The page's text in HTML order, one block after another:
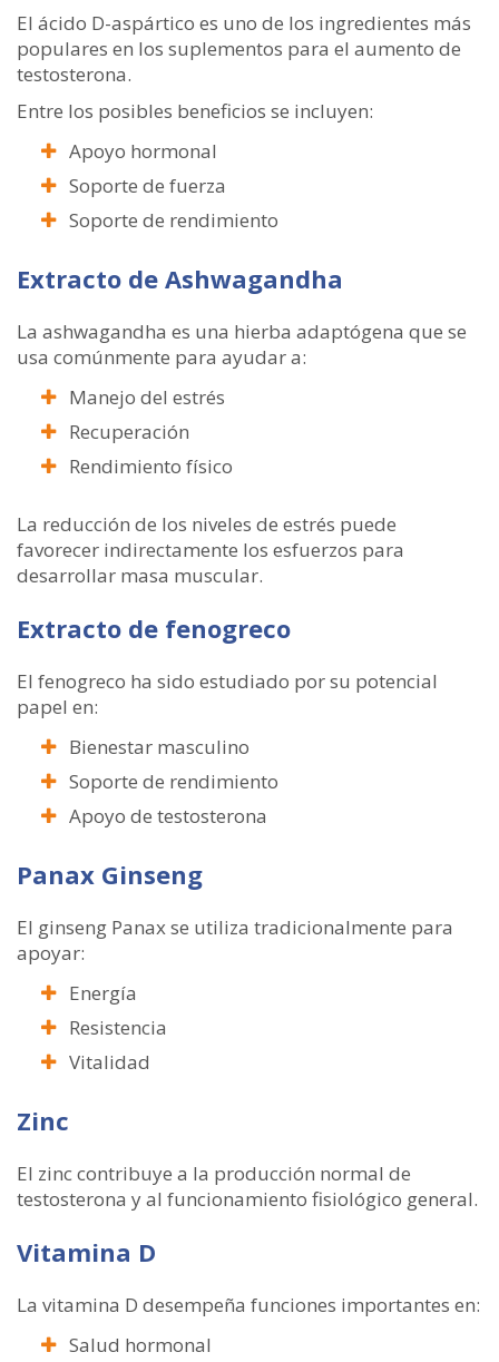
El ácido D-aspártico es uno de los ingredientes más
populares en los suplementos para el aumento de
testosterona.
Entre los posibles beneficios se incluyen:
Apoyo hormonal
Soporte de fuerza
Soporte de rendimiento
Extracto de Ashwagandha
La ashwagandha es una hierba adaptógena que se
usa comúnmente para ayudar a:
Manejo del estrés
Recuperación
Rendimiento físico
La reducción de los niveles de estrés puede
favorecer indirectamente los esfuerzos para
desarrollar masa muscular.
Extracto de fenogreco
El fenogreco ha sido estudiado por su potencial
papel en:
Bienestar masculino
Soporte de rendimiento
Apoyo de testosterona
Panax Ginseng
El ginseng Panax se utiliza tradicionalmente para
apoyar:
Energía
Resistencia
Vitalidad
Zinc
El zinc contribuye a la producción normal de
testosterona y al funcionamiento fisiológico general.
Vitamina D
La vitamina D desempeña funciones importantes en:
Salud hormonal